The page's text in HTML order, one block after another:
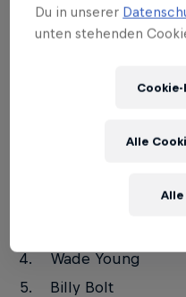
Josep Garcia
Scramble 2018
Wade Young
Billy Bolt
Du in unserer
unten stehenden
Alle
Alle